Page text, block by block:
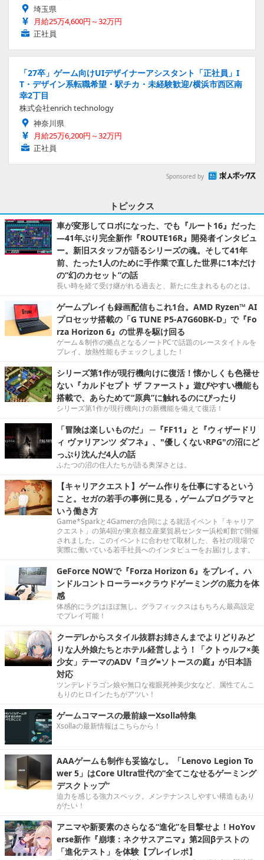
埼玉県
月給25万4,600円～32万円
正社員
「27卒」ゲーム向けUIデザイナーアシスタント「正社員」I
T・デザイン系転職希望・駅チカ・未経験歓迎/横浜市西区南
幸2丁目
株式会社enrich technology
神奈川県
月給25万6,200円～32万円
正社員
Sponsored by
トピックス
車が変形してロボになった、でも『ルート16』だった
―41年ぶり完全新作『ROUTE16R』開発者インタビュ
ー。新旧スタッフが語るシリーズの魂。そして41年
前、たった1人のために手作業で直した世界に1本だけ
の“幻のカセット”の話
長い時を経て受け継がれる過去と、新たに生まれるものとは。
ゲームプレイも録画配信もこれ1台。AMD Ryzen™ AI
プロセッサ搭載の「G TUNE P5-A7G60BK-D」で『Fo
rza Horizon 6』の世界を駆け回る
ゲーム＆制作の拠点となるノートPCで話題のレースタイトルを
プレイ。放熱性能もチェックしました！
シリーズ第1作が現行機向けに復活！懐かしくも色褪せ
ない『カルドセプト ザ ファースト』遊びやすい機能も
搭載で、あらためて“原典”に触れるのにぴったり
シリーズ第1作が現行機向けの新機能を備えて復活！
「冒険は楽しいものだ」 ─『FF11』と『ウィザードリ
ィ ヴァリアンツ ダフネ』、"優しくないRPG"の沼にど
っぷり沈んだ4人の話
ふたつの沼の住人たちが語る奥深さとは。
【キャリアクエスト】ゲーム作りを仕事にするという
こと。セガの若手の事例に見る，ゲームプログラマと
いう働き方
Game*Sparkと4Gamerの合同による就活イベント「キャリア
クエスト」の第4回が東京都立産業貿易センター浜松町館で開催
されました。このイベントに合わせて取材した、各社の現場で
実際に働いている若手社員へのインタビューをお届けします。
GeForce NOWで『Forza Horizon 6』をプレイ。ハ
ンドルコントローラー×クラウドゲーミングの底力を体
感
体感的にラグはほぼ無し。グラフィックスはもちろん最高設定
でプレイ可能！
クーデレからスタイル抜群お姉さんまでよりどりみど
りな人外娘たちとホテル経営しよう！「クトゥルフ×美
少女」テーマのADV『ヨグ=ソトースの庭』が日本語
対応
ツンデレドラゴン娘や無口な複眼死神美少女など、属性てんこ
もりのヒロインたちがアツい！
ゲームコマースの最前線ーXsolla特集
Xsollaの最新情報はこちらから！
AAAゲームも制作も妥協なし。「Lenovo Legion To
wer 5」はCore Ultra世代の“全てこなせるゲーミング
デスクトップ”
迫力を感じる強力スペック。メンテナンスしやすい構造もあり
がたい！
アニマや新要素のさらなる“進化”を目撃せよ！HoYov
erse新作『崩壊：ネクサスアニマ』第2回βテストの
「進化テスト」を体験【プレイレポ】